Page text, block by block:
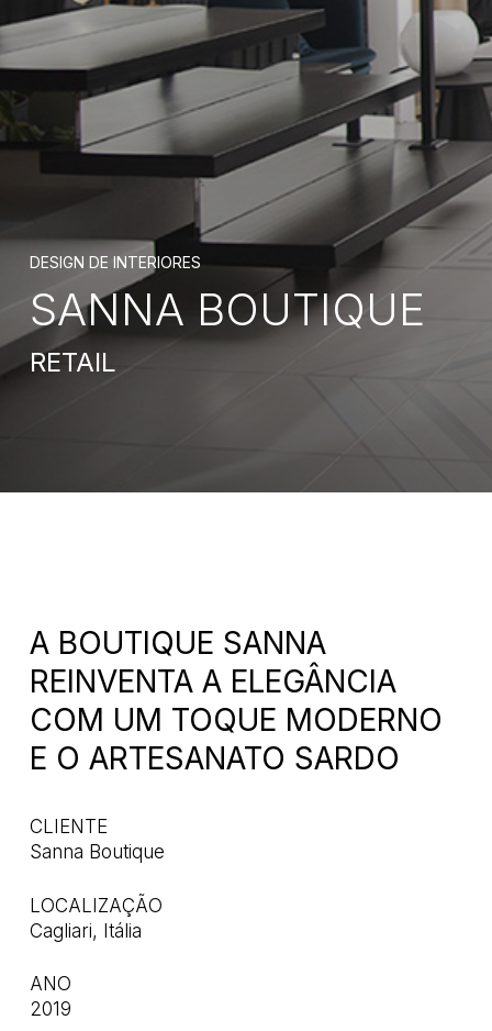
DESIGN DE INTERIORES
SANNA BOUTIQUE
RETAIL
A BOUTIQUE SANNA
REINVENTA A ELEGÂNCIA
COM UM TOQUE MODERNO
E O ARTESANATO SARDO
CLIENTE
Sanna Boutique
LOCALIZAÇÃO
Cagliari, Itália
ANO
2019